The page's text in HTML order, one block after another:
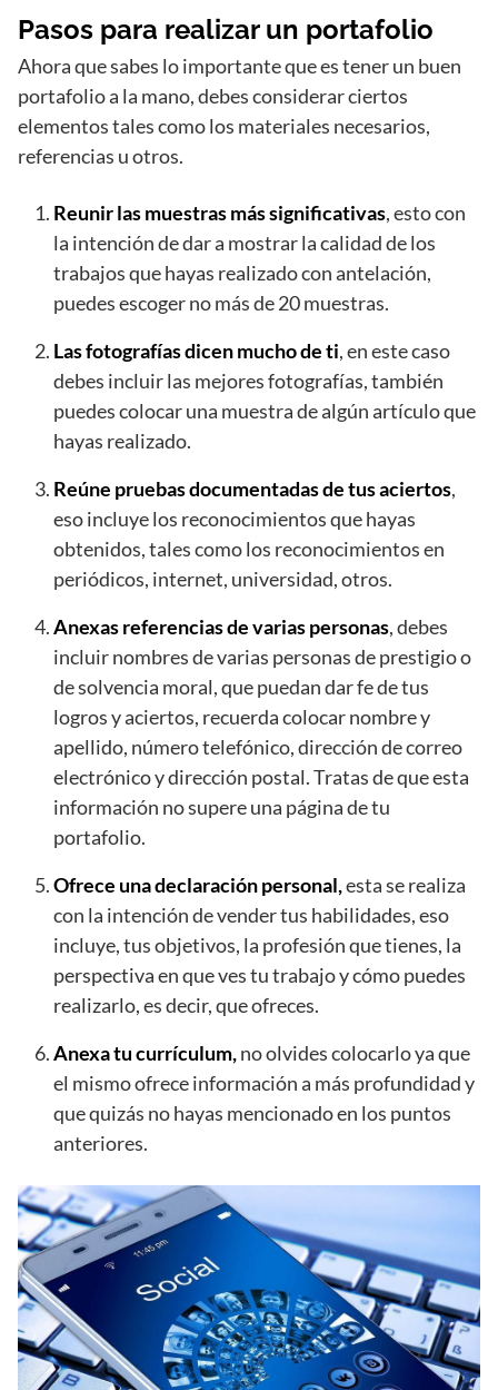
Pasos para realizar un portafolio
Ahora que sabes lo importante que es tener un buen
portafolio a la mano, debes considerar ciertos
elementos tales como los materiales necesarios,
referencias u otros.
Reunir las muestras más significativas, esto con
la intención de dar a mostrar la calidad de los
trabajos que hayas realizado con antelación,
puedes escoger no más de 20 muestras.
Las fotografías dicen mucho de ti, en este caso
debes incluir las mejores fotografías, también
puedes colocar una muestra de algún artículo que
hayas realizado.
Reúne pruebas documentadas de tus aciertos,
eso incluye los reconocimientos que hayas
obtenidos, tales como los reconocimientos en
periódicos, internet, universidad, otros.
Anexas referencias de varias personas, debes
incluir nombres de varias personas de prestigio o
de solvencia moral, que puedan dar fe de tus
logros y aciertos, recuerda colocar nombre y
apellido, número telefónico, dirección de correo
electrónico y dirección postal. Tratas de que esta
información no supere una página de tu
portafolio.
Ofrece una declaración personal,esta se realiza
con la intención de vender tus habilidades, eso
incluye, tus objetivos, la profesión que tienes, la
perspectiva en que ves tu trabajo y cómo puedes
realizarlo, es decir, que ofreces.
Anexa tu currículum,no olvides colocarlo ya que
el mismo ofrece información a más profundidad y
que quizás no hayas mencionado en los puntos
anteriores.